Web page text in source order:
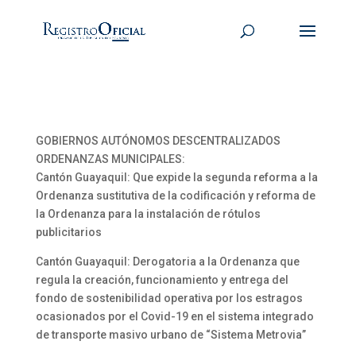
GOBIERNOS AUTÓNOMOS DESCENTRALIZADOS
ORDENANZAS MUNICIPALES:
Cantón Guayaquil: Que expide la segunda reforma a la
Ordenanza sustitutiva de la codificación y reforma de
la Ordenanza para la instalación de rótulos
publicitarios
Cantón Guayaquil: Derogatoria a la Ordenanza que
regula la creación, funcionamiento y entrega del
fondo de sostenibilidad operativa por los estragos
ocasionados por el Covid-19 en el sistema integrado
de transporte masivo urbano de “Sistema Metrovia”